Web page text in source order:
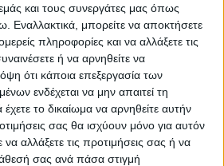
και τους συνεργάτες μας όπως
Εναλλακτικά, μπορείτε να αποκτήσετε
πληροφορίες και να αλλάξετε τις
ή να αρνηθείτε να
ότι κάποια επεξεργασία των
ενδέχεται να μην απαιτεί τη
το δικαίωμα να αρνηθείτε αυτήν
σας θα ισχύουν μόνο για αυτόν
αλλάξετε τις προτιμήσεις σας ή να
σας ανά πάσα στιγμή
https://neosagon.gr
Πρωινή Εφημερίδα της Καρδίτσας